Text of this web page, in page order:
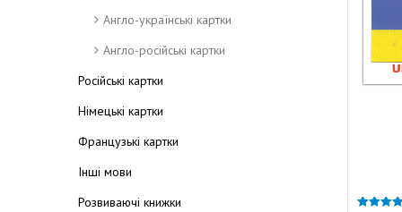
Англо-українські картки
Англо-російські картки
Російські картки
Німецькі картки
Французькі картки
Інші мови
Розвиваючі книжки